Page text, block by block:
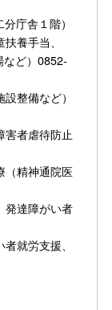
庁舎１階）
養手当、
ど）0852-
整備など）
害者虐待防止
（精神通院医
発達障がい者
就労支援、